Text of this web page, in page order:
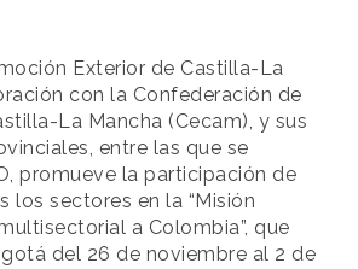
Exterior de Castilla-La
con la Confederación de
La Mancha (Cecam), y sus
entre las que se
promueve la participación de
los sectores en la “Misión
a Colombia”, que
del 26 de noviembre al 2 de